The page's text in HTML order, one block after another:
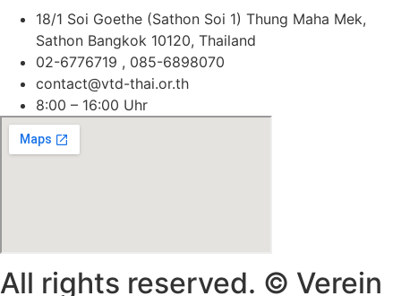
18/1 Soi Goethe (Sathon Soi 1) Thung Maha Mek,
Sathon Bangkok 10120, Thailand
02-6776719 , 085-6898070
contact@vtd-thai.or.th
8:00 – 16:00 Uhr
All rights reserved. © Verein